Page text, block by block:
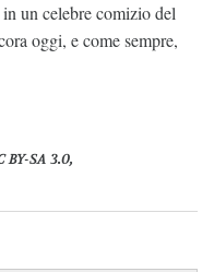
un celebre comizio del
oggi, e come sempre,
BY-SA 3.0,